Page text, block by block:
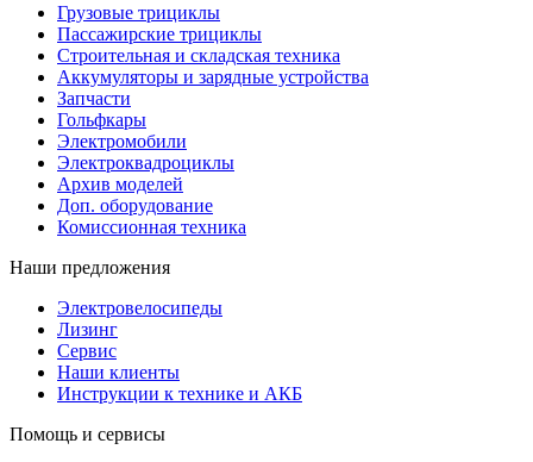
Грузовые трициклы
Пассажирские трициклы
Строительная и складская техника
Аккумуляторы и зарядные устройства
Запчасти
Гольфкары
Электромобили
Электроквадроциклы
Архив моделей
Доп. оборудование
Комиссионная техника
Наши предложения
Электровелосипеды
Лизинг
Сервис
Наши клиенты
Инструкции к технике и АКБ
Помощь и сервисы